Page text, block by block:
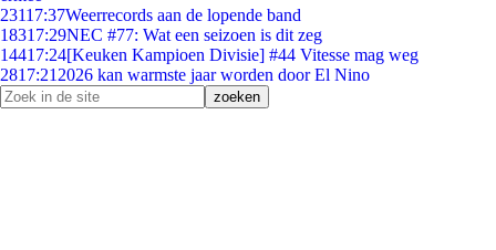
23117:37Weerrecords aan de lopende band
18317:29NEC #77: Wat een seizoen is dit zeg
14417:24[Keuken Kampioen Divisie] #44 Vitesse mag weg
2817:21 2026 kan warmste jaar worden door El Nino